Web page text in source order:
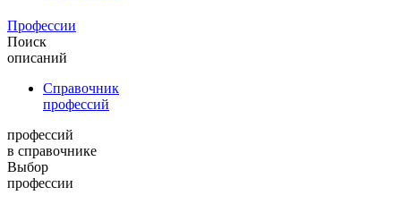
Профессии
Поиск
описаний
Справочник
профессий
профессий
в справочнике
Выбор
профессии